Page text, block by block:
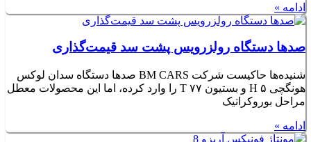
ادامه »
صد‌ها دستگاه رولزرویس پشت سد قیمت‌گذاری
شنیده‌ها حاکیست شرکت BM CARS صد‌ها دستگاه سدان لوکس
هونگچی H ۵ و بستیون T ۷۷ را وارد کرده، اما این محصولات معطل
مراحل بوروکراتیک
ادامه »